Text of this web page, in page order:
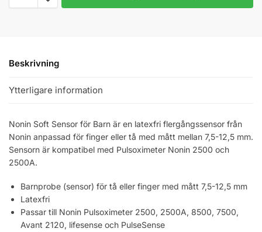
Beskrivning
Ytterligare information
Nonin Soft Sensor för Barn är en latexfri flergångssensor från
Nonin anpassad för finger eller tå med mått mellan 7,5-12,5 mm.
Sensorn är kompatibel med Pulsoximeter Nonin 2500 och
2500A.
Barnprobe (sensor) för tå eller finger med mått 7,5-12,5 mm
Latexfri
Passar till Nonin Pulsoximeter 2500, 2500A, 8500, 7500,
Avant 2120, lifesense och PulseSense